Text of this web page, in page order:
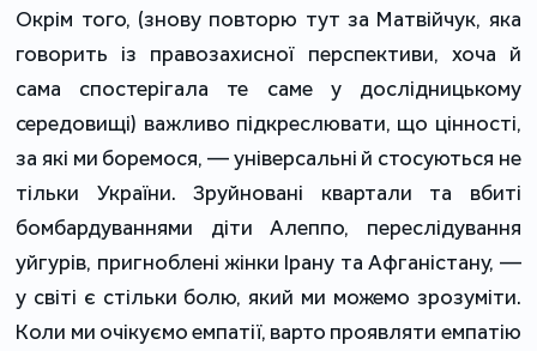
Окрім того, (знову повторю тут за Матвійчук, яка
говорить із правозахисної перспективи, хоча й
сама спостерігала те саме у дослідницькому
середовищі) важливо підкреслювати, що цінності,
за які ми боремося, — універсальні й стосуються не
тільки України. Зруйновані квартали та вбиті
бомбардуваннями діти Алеппо, переслідування
уйгурів, пригноблені жінки Ірану та Афганістану, —
у світі є стільки болю, який ми можемо зрозуміти.
Коли ми очікуємо емпатії, варто проявляти емпатію